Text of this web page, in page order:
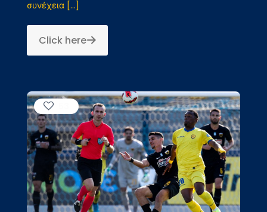
συνέχεια […]
Click here